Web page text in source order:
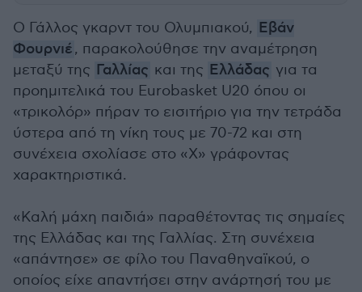
Ο Γάλλος γκαρντ του Ολυμπιακού, Εβάν
Φουρνιέ, παρακολούθησε την αναμέτρηση
μεταξύ της Γαλλίας και της Ελλάδας για τα
προημιτελικά του Eurobasket U20 όπου οι
«τρικολόρ» πήραν το εισιτήριο για την τετράδα
ύστερα από τη νίκη τους με 70-72 και στη
συνέχεια σχολίασε στο «X» γράφοντας
χαρακτηριστικά.
«Καλή μάχη παιδιά» παραθέτοντας τις σημαίες
της Ελλάδας και της Γαλλίας. Στη συνέχεια
«απάντησε» σε φίλο του Παναθηναϊκού, ο
οποίος είχε απαντήσει στην ανάρτησή του με